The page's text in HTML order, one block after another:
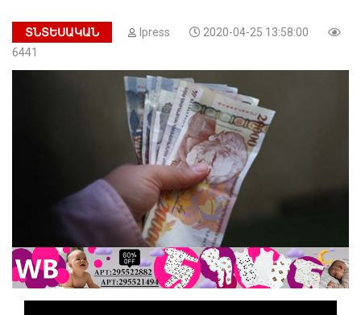
ՏՆՏԵՍԱԿԱՆ Ipress
2020-04-25 13:58:00
6441